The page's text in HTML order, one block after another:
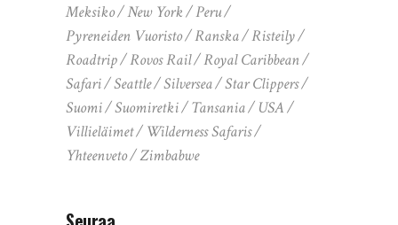
Meksiko
New York
Peru
Pyreneiden Vuoristo
Ranska
Risteily
Roadtrip
Rovos Rail
Royal Caribbean
Safari
Seattle Silversea
Star Clippers
Suomi
Suomiretki Tansania
USA
Villieläimet
Wilderness Safaris
Yhteenveto
Zimbabwe